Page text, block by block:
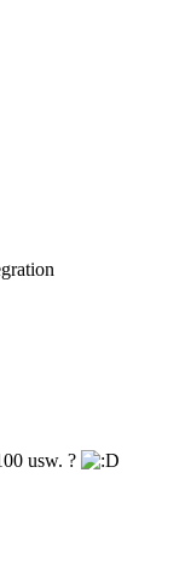
usw. ?